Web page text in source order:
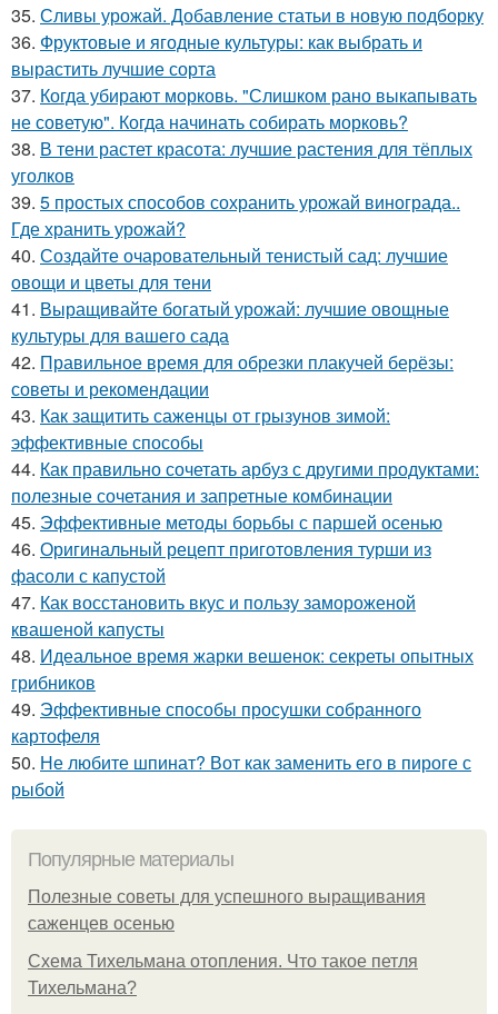
35. Сливы урожай. Добавление статьи в новую подборку
36. Фруктовые и ягодные культуры: как выбрать и
вырастить лучшие сорта
37. Когда убирают морковь. "Слишком рано выкапывать
не советую". Когда начинать собирать морковь?
38. В тени растет красота: лучшие растения для тёплых
уголков
39. 5 простых способов сохранить урожай винограда..
Где хранить урожай?
40. Создайте очаровательный тенистый сад: лучшие
овощи и цветы для тени
41. Выращивайте богатый урожай: лучшие овощные
культуры для вашего сада
42. Правильное время для обрезки плакучей берёзы:
советы и рекомендации
43. Как защитить саженцы от грызунов зимой:
эффективные способы
44. Как правильно сочетать арбуз с другими продуктами:
полезные сочетания и запретные комбинации
45. Эффективные методы борьбы с паршей осенью
46. Оригинальный рецепт приготовления турши из
фасоли с капустой
47. Как восстановить вкус и пользу замороженой
квашеной капусты
48. Идеальное время жарки вешенок: секреты опытных
грибников
49. Эффективные способы просушки собранного
картофеля
50. Не любите шпинат? Вот как заменить его в пироге с
рыбой
Популярные материалы
Полезные советы для успешного выращивания
саженцев осенью
Схема Тихельмана отопления. Что такое петля
Тихельмана?